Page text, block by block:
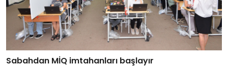
Sabahdan MİQ imtahanları başlayır